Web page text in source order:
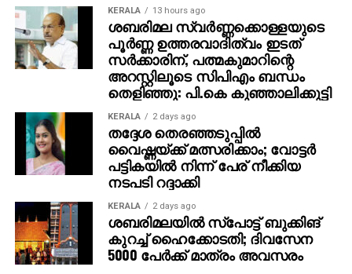
KERALA 13 hours ago
ശബരിമല സ്വര്‍ണ്ണക്കൊള്ളയുടെ
പൂര്‍ണ്ണ ഉത്തരവാദിത്വം ഇടത്
സര്‍ക്കാരിന്, പത്മകുമാറിന്റെ
അറസ്റ്റിലൂടെ സിപിഎം ബന്ധം
തെളിഞ്ഞു: പി.കെ കുഞ്ഞാലിക്കുട്ടി
KERALA 2 days ago
തദ്ദേശ തെരഞ്ഞടുപ്പില്‍
വൈഷ്ണയ്ക്ക് മത്സരിക്കാം; വോട്ടര്‍
പട്ടികയില്‍ നിന്ന് പേര് നീക്കിയ
നടപടി റദ്ദാക്കി
KERALA 2 days ago
ശബരിമലയില്‍ സ്‌പോട്ട് ബുക്കിങ്
കുറച്ച് ഹൈക്കോടതി; ദിവസേന
5000 പേര്‍ക്ക് മാത്രം അവസരം